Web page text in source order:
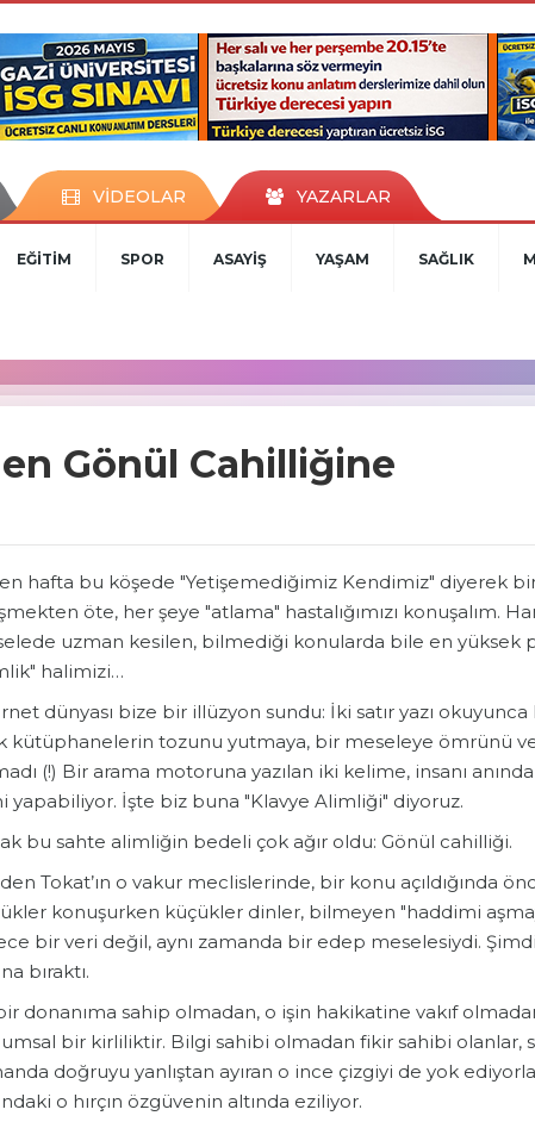
VİDEOLAR YAZARLAR
EĞİTİM SPOR ASAYİŞ YAŞAM SAĞLIK
Gönül Cahilliğine
hafta bu köşede "Yetişemediğimiz Kendimiz" diyerek
öte, her şeye "atlama" hastalığımızı konuşalım.
uzman kesilen, bilmediği konularda bile en yüksek
halimizi…
dünyası bize bir illüzyon sundu: İki satır yazı
kütüphanelerin tozunu yutmaya, bir meseleye ömrünü
(!) Bir arama motoruna yazılan iki kelime, insanı
yapabiliyor. İşte biz buna "Klavye Alimliği" diyoruz.
bu sahte alimliğin bedeli çok ağır oldu: Gönül cahilliği.
Tokat’ın o vakur meclislerinde, bir konu açıldığında
konuşurken küçükler dinler, bilmeyen "haddimi
bir veri değil, aynı zamanda bir edep meselesiydi. Şimdi
bıraktı.
donanıma sahip olmadan, o işin hakikatine vakıf
bir kirliliktir. Bilgi sahibi olmadan fikir sahibi olanlar,
doğruyu yanlıştan ayıran o ince çizgiyi de yok
o hırçın özgüvenin altında eziliyor.